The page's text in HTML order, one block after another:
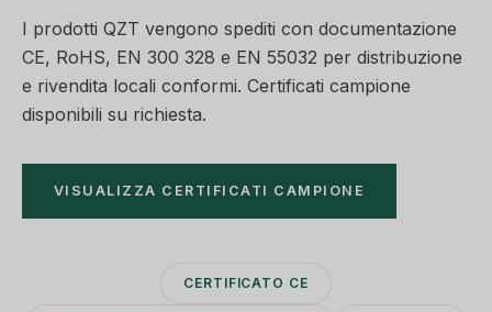
I prodotti QZT vengono spediti con documentazione
CE, RoHS, EN 300 328 e EN 55032 per distribuzione
e rivendita locali conformi. Certificati campione
disponibili su richiesta.
VISUALIZZA CERTIFICATI CAMPIONE
CERTIFICATO CE